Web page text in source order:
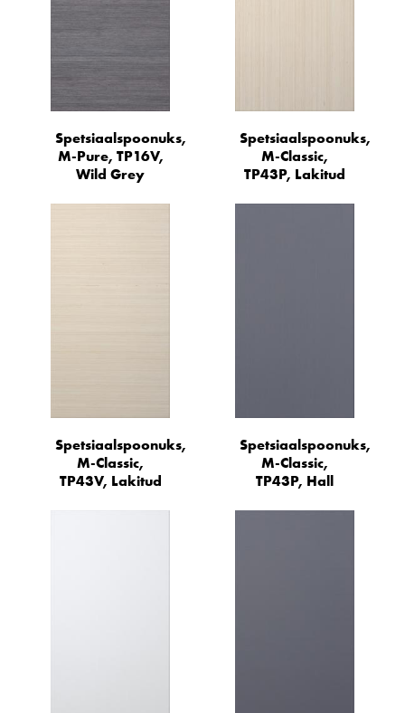
Spetsiaalspoonuks,
M-Pure, TP16V,
Wild Grey
Spetsiaalspoonuks,
M-Classic,
TP43P, Lakitud
Spetsiaalspoonuks,
M-Classic,
TP43V, Lakitud
Spetsiaalspoonuks,
M-Classic,
TP43P, Hall